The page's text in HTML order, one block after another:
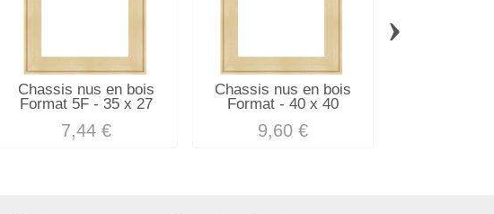
Chassis nus en bois
Format 5F - 35 x 27
7,44 €
Chassis nus en bois
Format - 40 x 40
9,60 €
›